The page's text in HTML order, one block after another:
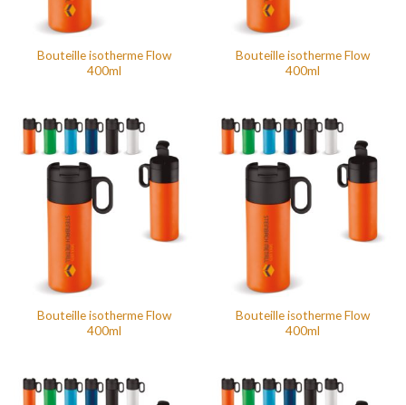
Bouteille isotherme Flow
400ml
Bouteille isotherme Flow
400ml
Bouteille isotherme Flow
400ml
Bouteille isotherme Flow
400ml